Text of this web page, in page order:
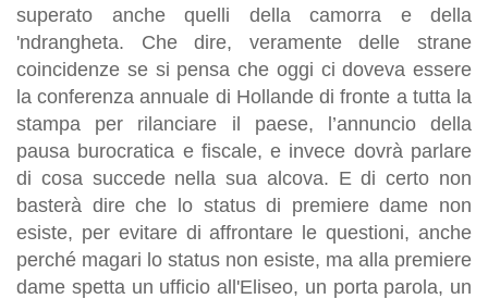
superato anche quelli della camorra e della
'ndrangheta. Che dire, veramente delle strane
coincidenze se si pensa che oggi ci doveva essere
la conferenza annuale di Hollande di fronte a tutta la
stampa per rilanciare il paese, l’annuncio della
pausa burocratica e fiscale, e invece dovrà parlare
di cosa succede nella sua alcova. E di certo non
basterà dire che lo status di premiere dame non
esiste, per evitare di affrontare le questioni, anche
perché magari lo status non esiste, ma alla premiere
dame spetta un ufficio all'Eliseo, un porta parola, un